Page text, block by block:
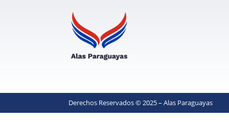
Derechos Reservados © 2025 – Alas Paraguayas